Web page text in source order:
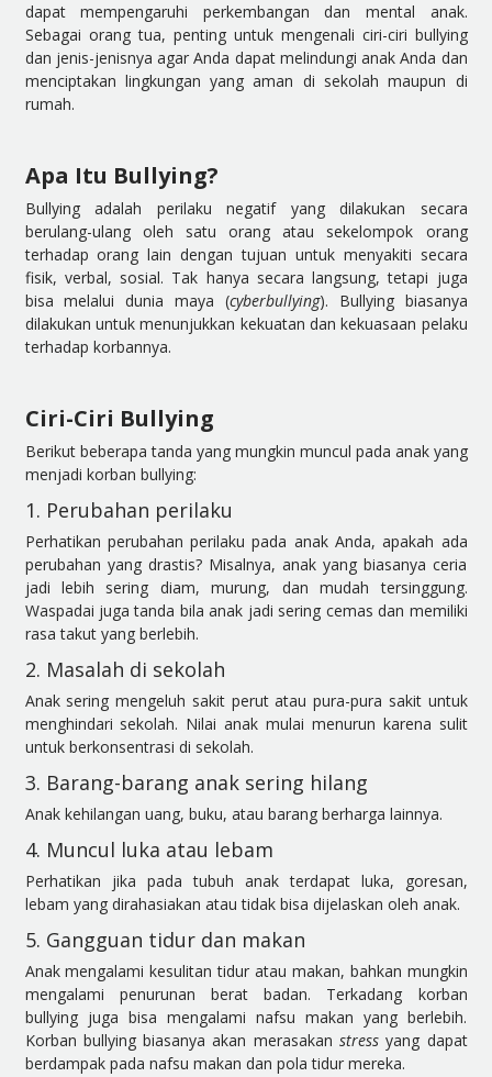
dapat mempengaruhi perkembangan dan mental anak.
Sebagai orang tua, penting untuk mengenali ciri-ciri bullying
dan jenis-jenisnya agar Anda dapat melindungi anak Anda dan
menciptakan lingkungan yang aman di sekolah maupun di
rumah.
Apa Itu Bullying?
Bullying adalah perilaku negatif yang dilakukan secara
berulang-ulang oleh satu orang atau sekelompok orang
terhadap orang lain dengan tujuan untuk menyakiti secara
fisik, verbal, sosial. Tak hanya secara langsung, tetapi juga
bisa melalui dunia maya (cyberbullying). Bullying biasanya
dilakukan untuk menunjukkan kekuatan dan kekuasaan pelaku
terhadap korbannya.
Ciri-Ciri Bullying
Berikut beberapa tanda yang mungkin muncul pada anak yang
menjadi korban bullying:
1. Perubahan perilaku
Perhatikan perubahan perilaku pada anak Anda, apakah ada
perubahan yang drastis? Misalnya, anak yang biasanya ceria
jadi lebih sering diam, murung, dan mudah tersinggung.
Waspadai juga tanda bila anak jadi sering cemas dan memiliki
rasa takut yang berlebih.
2. Masalah di sekolah
Anak sering mengeluh sakit perut atau pura-pura sakit untuk
menghindari sekolah. Nilai anak mulai menurun karena sulit
untuk berkonsentrasi di sekolah.
3. Barang-barang anak sering hilang
Anak kehilangan uang, buku, atau barang berharga lainnya.
4. Muncul luka atau lebam
Perhatikan jika pada tubuh anak terdapat luka, goresan,
lebam yang dirahasiakan atau tidak bisa dijelaskan oleh anak.
5. Gangguan tidur dan makan
Anak mengalami kesulitan tidur atau makan, bahkan mungkin
mengalami penurunan berat badan. Terkadang korban
bullying juga bisa mengalami nafsu makan yang berlebih.
Korban bullying biasanya akan merasakan stressyang dapat
berdampak pada nafsu makan dan pola tidur mereka.